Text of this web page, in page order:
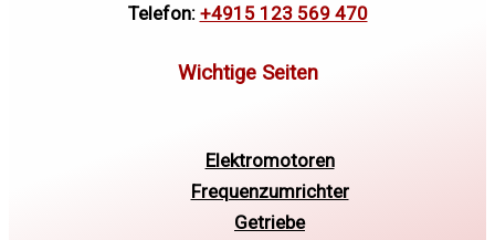
Telefon: +4915 123 569 470
Elektromotoren
Frequenzumrichter
Getriebe